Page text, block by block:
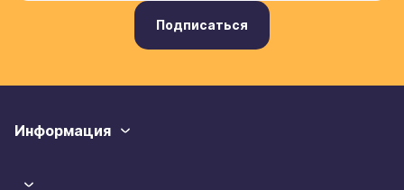
Подписаться
Информация